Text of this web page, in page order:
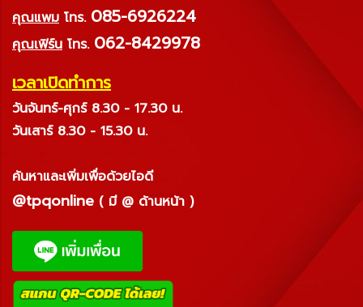
คุณแพม โทร. 085-6926224
คุณเฟิร์น โทร. 062-8429978
เวลาเปิดทำการ
วันจันทร์-ศุกร์ 8.30 - 17.30 น.
วันเสาร์ 8.30 - 15.30 น.
ค้นหาและเพิ่มเพื่อด้วยไอดี
@tpqonline ( มี @ ด้านหน้า )